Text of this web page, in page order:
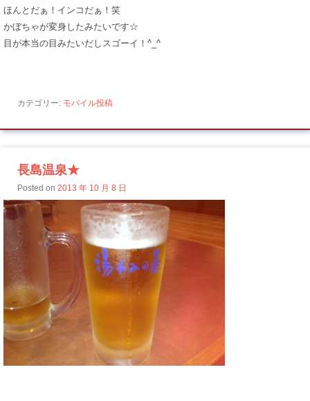
ほんとだぁ！インコだぁ！笑
かぼちゃが変身したみたいです☆
目が本当の目みたいだしスゴーイ！^_^
カテゴリー: モバイル投稿
長島温泉★
Posted on 2013 年 10 月 8 日